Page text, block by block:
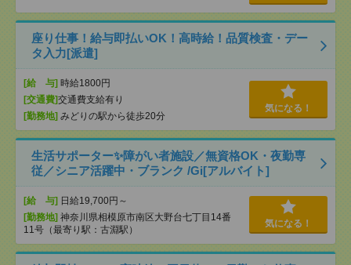
座り仕事！給与即払いOK！高時給！品質検査・デー
タ入力[派遣]
[給 与] 時給1800円
[交通費]交通費支給有り
[勤務地] みどりの駅から徒歩20分
気になる！
生活サポーター✨障がい者施設／無資格OK・夜勤専
従／シニア活躍中・ブランク /Gi[アルバイト]
[給 与] 日給19,700円～
[勤務地] 神奈川県相模原市南区大野台七丁目14番
11号（最寄り駅：古淵駅）
気になる！